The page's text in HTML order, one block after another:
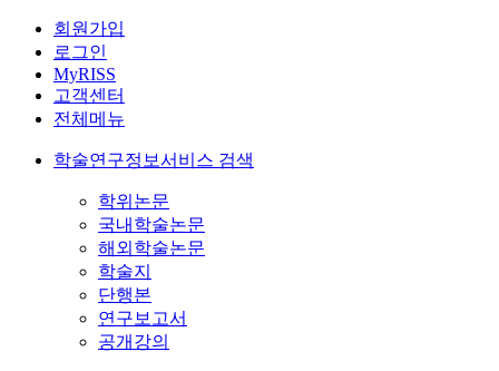
회원가입
로그인
MyRISS
고객센터
전체메뉴
학술연구정보서비스 검색
학위논문
국내학술논문
해외학술논문
학술지
단행본
연구보고서
공개강의